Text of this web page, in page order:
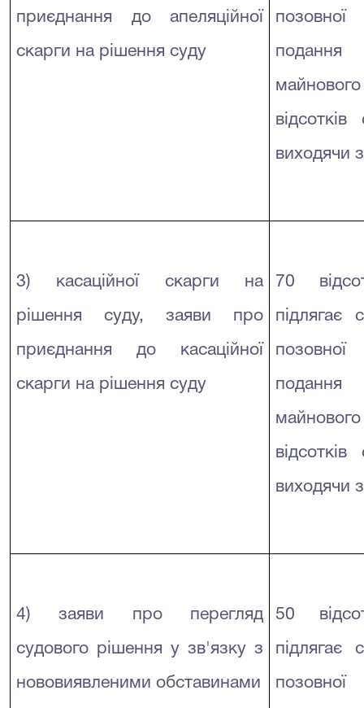
приєднання до апеляційної
скарги на рішення суду подання
виходячи
3) касаційної скарги на
рішення суду, заяви про
приєднання до касаційної
скарги на рішення суду
70
підлягає
подання
виходячи
4) заяви про перегляд
судового рішення у зв'язку з
нововиявленими обставинами
50
підлягає